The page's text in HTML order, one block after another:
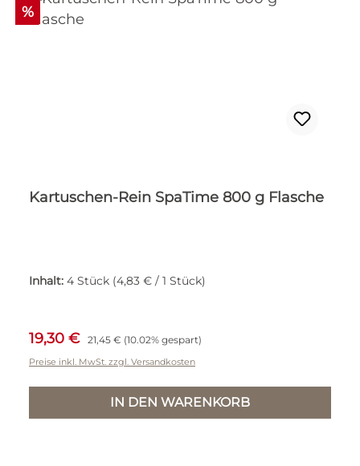
Rabatt
%
Kartuschen-Rein SpaTime 800 g Flasche
Inhalt: 4 Stück (4,83 € / 1 Stück)
Verkaufspreis:
19,30 € Regulärer Preis:
21,45 € (10.02% gespart)
Preise inkl. MwSt. zzgl. Versandkosten
IN DEN WARENKORB